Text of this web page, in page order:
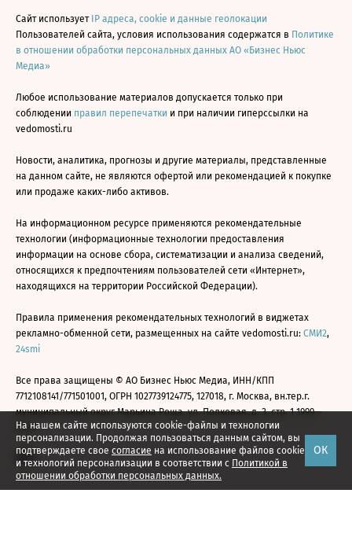
На нашем сайте используются cookie-файлы и технологии
персонализации. Продолжая пользоваться данным сайтом, вы
подтверждаете свое согласие на использование файлов cookie
и технологий персонализации в соответствии с Политикой в
отношении обработки персональных данных.
ОК
Сайт использует IP адреса, cookie и данные геолокации
Пользователей сайта, условия использования содержатся в Политике
в отношении обработки персональных данных АО «Бизнес Ньюс
Медиа»
Любое использование материалов допускается только при
соблюдении правил перепечатки и при наличии гиперссылки на
vedomosti.ru
Новости, аналитика, прогнозы и другие материалы, представленные
на данном сайте, не являются офертой или рекомендацией к покупке
или продаже каких-либо активов.
На информационном ресурсе применяются рекомендательные
технологии (информационные технологии предоставления
информации на основе сбора, систематизации и анализа сведений,
относящихся к предпочтениям пользователей сети «Интернет»,
находящихся на территории Российской Федерации).
Правила применения рекомендательных технологий в виджетах
рекламно-обменной сети, размещенных на сайте vedomosti.ru: СМИ2,
24smi
Все права защищены © АО Бизнес Ньюс Медиа, ИНН/КПП
7712108141/771501001, ОГРН 1027739124775, 127018, г. Москва, вн.тер.г.
муниципальный округ Марьина Роща, ул. Полковая, д. 3, стр. 1 1999—
2026